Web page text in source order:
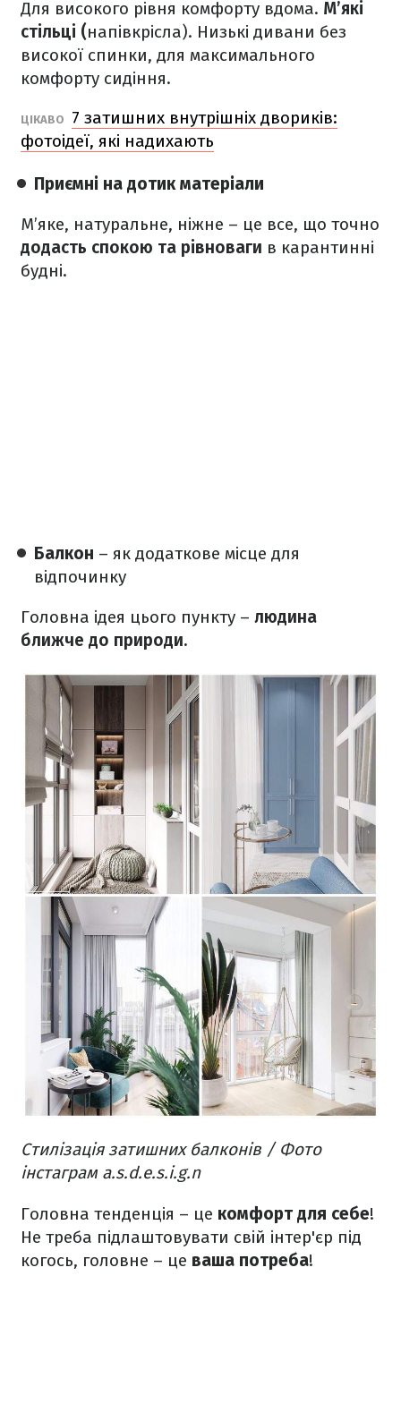
Для високого рівня комфорту вдома. М’які
стільці (напівкрісла). Низькі дивани без
високої спинки, для максимального
комфорту сидіння.
ЦІКАВО
7 затишних внутрішніх двориків:
фотоідеї, які надихають
Приємні на дотик матеріали
М’яке, натуральне, ніжне – це все, що точно
додасть спокою та рівноваги в карантинні
будні.
Балкон – як додаткове місце для
відпочинку
Головна ідея цього пункту – людина
ближче до природи.
Стилізація затишних балконів / Фото
інстаграм a.s.d.e.s.i.g.n
Головна тенденція – це комфорт для себе!
Не треба підлаштовувати свій інтер'єр під
когось, головне – це ваша потреба!